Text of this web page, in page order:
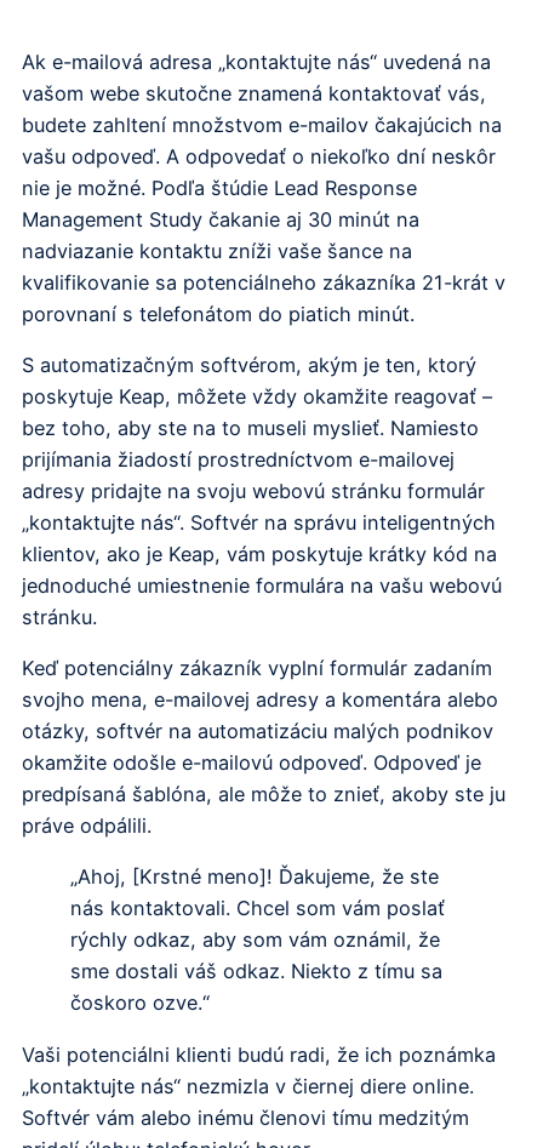
Ak e-mailová adresa „kontaktujte nás“ uvedená na
vašom webe skutočne znamená kontaktovať vás,
budete zahltení množstvom e-mailov čakajúcich na
vašu odpoveď. A odpovedať o niekoľko dní neskôr
nie je možné. Podľa štúdie Lead Response
Management Study čakanie aj 30 minút na
nadviazanie kontaktu zníži vaše šance na
kvalifikovanie sa potenciálneho zákazníka 21-krát v
porovnaní s telefonátom do piatich minút.
S automatizačným softvérom, akým je ten, ktorý
poskytuje Keap, môžete vždy okamžite reagovať –
bez toho, aby ste na to museli myslieť. Namiesto
prijímania žiadostí prostredníctvom e-mailovej
adresy pridajte na svoju webovú stránku formulár
„kontaktujte nás“. Softvér na správu inteligentných
klientov, ako je Keap, vám poskytuje krátky kód na
jednoduché umiestnenie formulára na vašu webovú
stránku.
Keď potenciálny zákazník vyplní formulár zadaním
svojho mena, e-mailovej adresy a komentára alebo
otázky, softvér na automatizáciu malých podnikov
okamžite odošle e-mailovú odpoveď. Odpoveď je
predpísaná šablóna, ale môže to znieť, akoby ste ju
práve odpálili.
„Ahoj, [Krstné meno]! Ďakujeme, že ste
nás kontaktovali. Chcel som vám poslať
rýchly odkaz, aby som vám oznámil, že
sme dostali váš odkaz. Niekto z tímu sa
čoskoro ozve.“
Vaši potenciálni klienti budú radi, že ich poznámka
„kontaktujte nás“ nezmizla v čiernej diere online.
Softvér vám alebo inému členovi tímu medzitým